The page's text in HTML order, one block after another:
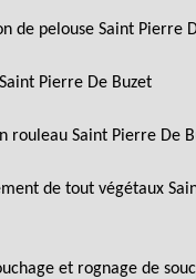
de pelouse Saint Pierre
Pierre De Buzet
rouleau Saint Pierre De
de tout végétaux
et rognage de